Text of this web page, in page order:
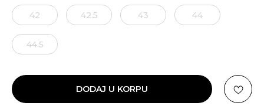
42 42.5 43 44
44.5
DODAJ U KORPU